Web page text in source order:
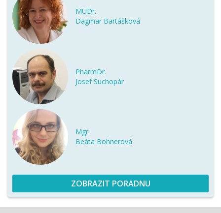
MUDr.
Dagmar Bartášková
PharmDr.
Josef Suchopár
Mgr.
Beáta Bohnerová
ZOBRAZIT PORADNU